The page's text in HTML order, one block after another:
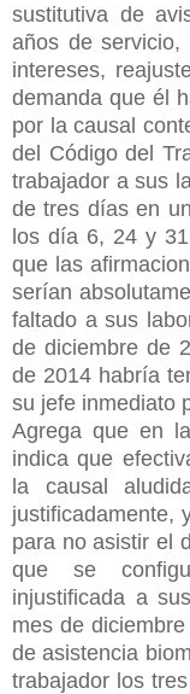
sustitutiva de
años de
intereses,
demanda que él
por la causal
del Código del
trabajador a sus
de tres días en
los día 6, 24 y
que las
serían
faltado a sus
de diciembre de
de 2014 habría
su jefe inmediato
Agrega que en
indica que
la causal
justificadamente,
para no asistir el
que se
injustificada a
mes de
de asistencia
trabajador los